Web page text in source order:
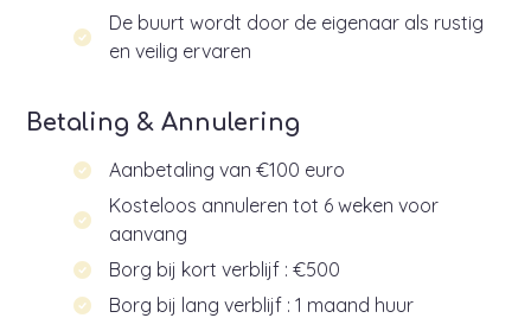
De buurt wordt door de eigenaar als rustig
en veilig ervaren
Betaling & Annulering
Aanbetaling van €100 euro
Kosteloos annuleren tot 6 weken voor
aanvang
Borg bij kort verblijf : €500
Borg bij lang verblijf : 1 maand huur